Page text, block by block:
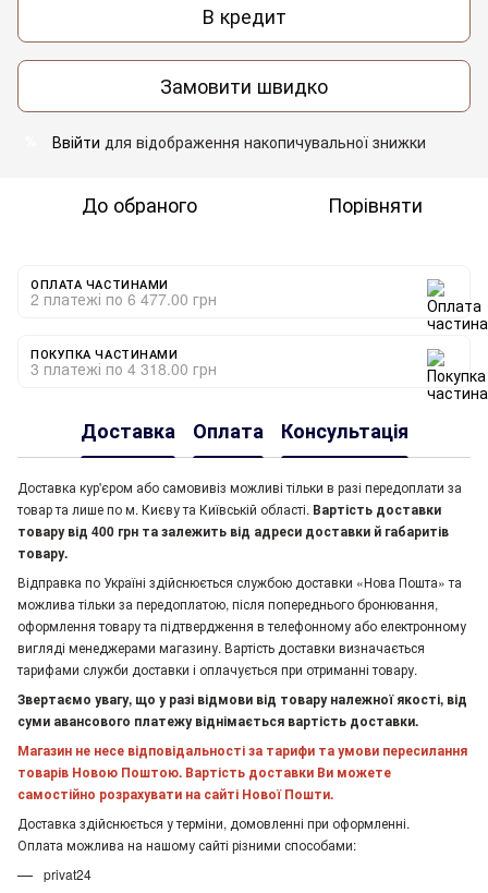
В кредит
Замовити швидко
Ввійти для відображення накопичувальної знижки
До обраного Порівняти
ОПЛАТА ЧАСТИНАМИ
2 платежі по 6 477.00 грн
ПОКУПКА ЧАСТИНАМИ
3 платежі по 4 318.00 грн
Доставка Оплата Консультація
Доставка кур'єром або самовивіз можливі тільки в разі передоплати за
товар та лише по м. Києву та Київській області. Вартість доставки
товару від 400 грн та залежить від адреси доставки й габаритів
товару.
Відправка по Україні здійснюється службою доставки «Нова Пошта» та
можлива тільки за передоплатою, після попереднього бронювання,
оформлення товару та підтвердження в телефонному або електронному
вигляді менеджерами магазину. Вартість доставки визначається
тарифами служби доставки і оплачується при отриманні товару.
Звертаємо увагу, що у разі відмови від товару належної якості, від
суми авансового платежу віднімається вартість доставки.
Магазин не несе відповідальності за тарифи та умови пересилання
товарів Новою Поштою. Вартість доставки Ви можете
самостійно розрахувати на сайті Нової Пошти.
Доставка здійснюється у терміни, домовленні при оформленні.
Оплата можлива на нашому сайті різними способами:
privat24